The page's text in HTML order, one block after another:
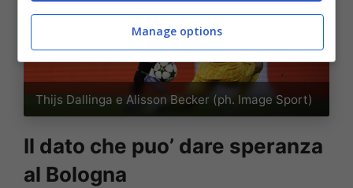
Thijs Dallinga e Alisson Becker (ph. Image Sport)
Il dato che puo’ dare speranza
al Bologna
Manage options